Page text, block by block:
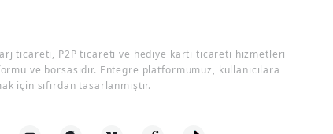
ticareti, P2P ticareti ve hediye kartı ticareti hizmetleri
ve borsasıdır. Entegre platformumuz, kullanıcılara
için sıfırdan tasarlanmıştır.